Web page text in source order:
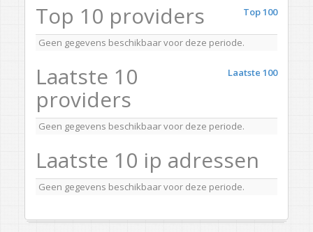
Top 100
Top 10 providers
Geen gegevens beschikbaar voor deze periode.
Laatste 100
Laatste 10
providers
Geen gegevens beschikbaar voor deze periode.
Laatste 10 ip adressen
Geen gegevens beschikbaar voor deze periode.